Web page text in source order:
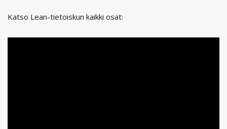
Katso Lean-tietoiskun kaikki osat: